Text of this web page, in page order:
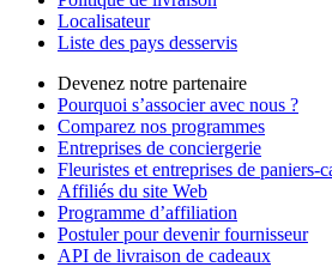
Localisateur
Liste des pays desservis
Devenez notre partenaire
Pourquoi s’associer avec nous ?
Comparez nos programmes
Entreprises de conciergerie
Fleuristes et entreprises de paniers-
Affiliés du site Web
Programme d’affiliation
Postuler pour devenir fournisseur
API de livraison de cadeaux